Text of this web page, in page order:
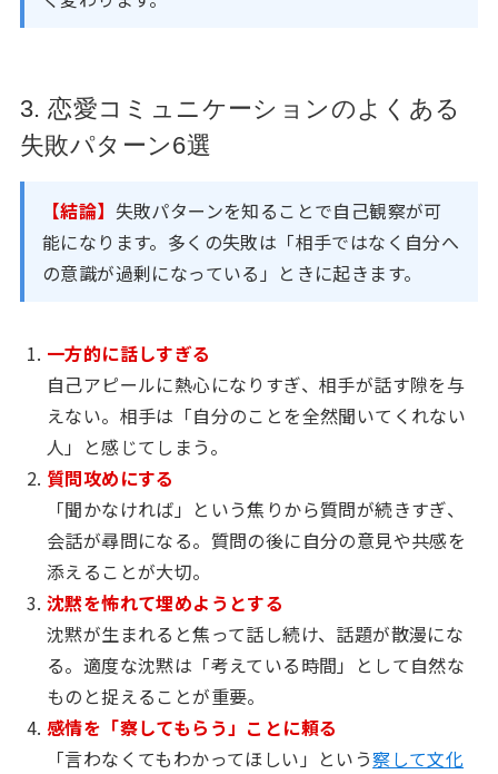
3. 恋愛コミュニケーションのよくある
失敗パターン6選
【結論】 失敗パターンを知ることで自己観察が可
能になります。多くの失敗は「相手ではなく自分へ
の意識が過剰になっている」ときに起きます。
一方的に話しすぎる
自己アピールに熱心になりすぎ、相手が話す隙を与
えない。相手は「自分のことを全然聞いてくれない
人」と感じてしまう。
質問攻めにする
「聞かなければ」という焦りから質問が続きすぎ、
会話が尋問になる。質問の後に自分の意見や共感を
添えることが大切。
沈黙を怖れて埋めようとする
沈黙が生まれると焦って話し続け、話題が散漫にな
る。適度な沈黙は「考えている時間」として自然な
ものと捉えることが重要。
感情を「察してもらう」ことに頼る
「言わなくてもわかってほしい」という察して文化